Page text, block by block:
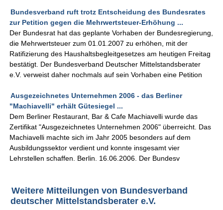
Bundesverband ruft trotz Entscheidung des Bundesrates
zur Petition gegen die Mehrwertsteuer-Erhöhung ...
Der Bundesrat hat das geplante Vorhaben der Bundesregierung,
die Mehrwertsteuer zum 01.01.2007 zu erhöhen, mit der
Ratifizierung des Haushaltsbegleitgesetzes am heutigen Freitag
bestätigt. Der Bundesverband Deutscher Mittelstandsberater
e.V. verweist daher nochmals auf sein Vorhaben eine Petition
Ausgezeichnetes Unternehmen 2006 - das Berliner
"Machiavelli" erhält Gütesiegel ...
Dem Berliner Restaurant, Bar & Cafe Machiavelli wurde das
Zertifikat "Ausgezeichnetes Unternehmen 2006" überreicht. Das
Machiavelli machte sich im Jahr 2005 besonders auf dem
Ausbildungssektor verdient und konnte insgesamt vier
Lehrstellen schaffen. Berlin. 16.06.2006. Der Bundesv
Weitere Mitteilungen von Bundesverband
deutscher Mittelstandsberater e.V.